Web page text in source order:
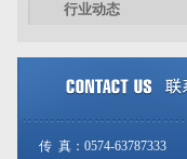
行业动态
传 真：0574-63787333